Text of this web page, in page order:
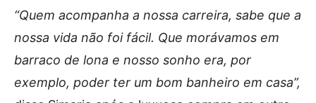
“Quem acompanha a nossa carreira, sabe que a
nossa vida não foi fácil. Que morávamos em
barraco de lona e nosso sonho era, por
exemplo, poder ter um bom banheiro em casa”,